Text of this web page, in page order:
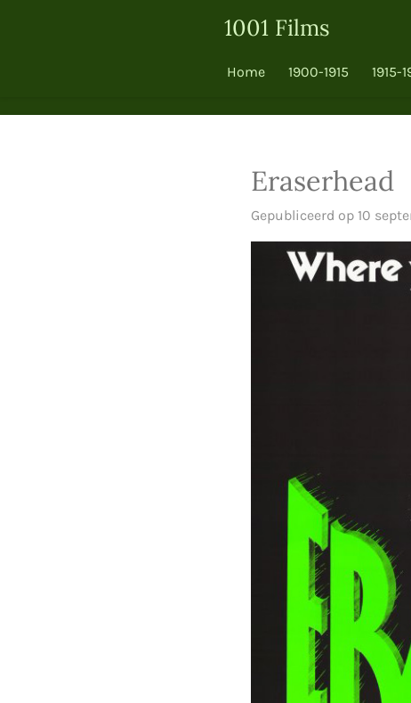
hoofdinhoud
1001 Films
Home 1900-1915 1915-
Eraserhead
Gepubliceerd op 10